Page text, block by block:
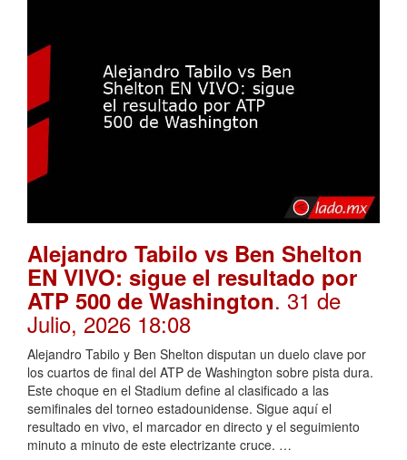
Alejandro Tabilo vs Ben Shelton
EN VIVO: sigue el resultado por
ATP 500 de Washington. 31 de
Julio, 2026 18:08
Alejandro Tabilo y Ben Shelton disputan un duelo clave por
los cuartos de final del ATP de Washington sobre pista dura.
Este choque en el Stadium define al clasificado a las
semifinales del torneo estadounidense. Sigue aquí el
resultado en vivo, el marcador en directo y el seguimiento
minuto a minuto de este electrizante cruce. …